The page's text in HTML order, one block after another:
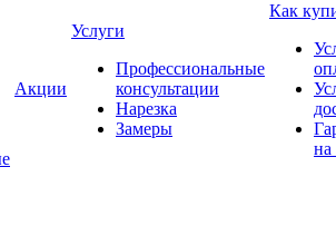
Акции
Услуги
Профессиональные
консультации
Нарезка
Замеры
Как
на